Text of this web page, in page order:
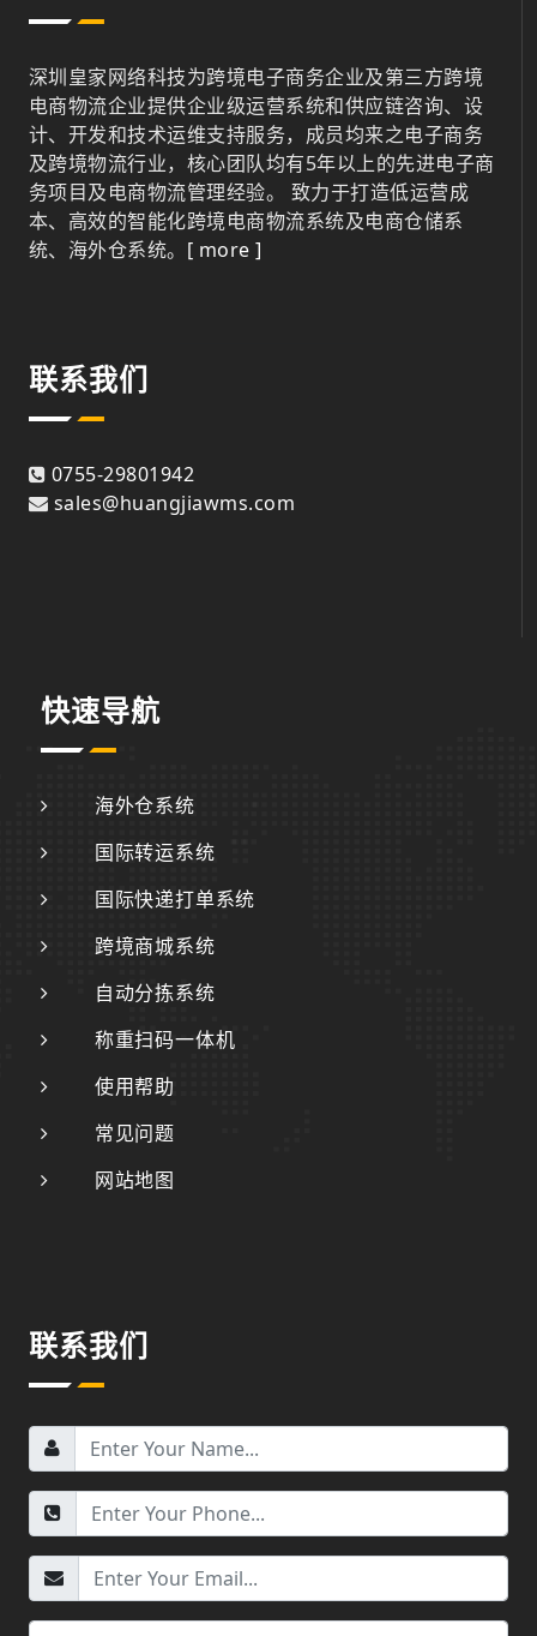
深圳皇家网络科技为跨境电子商务企业及第三方跨境
电商物流企业提供企业级运营系统和供应链咨询、设
计、开发和技术运维支持服务，成员均来之电子商务
及跨境物流行业，核心团队均有5年以上的先进电子商
务项目及电商物流管理经验。 致力于打造低运营成
本、高效的智能化跨境电商物流系统及电商仓储系
统、海外仓系统。 [ more ]
联系我们
0755-29801942
sales@huangjiawms.com
快速导航
海外仓系统
国际转运系统
国际快递打单系统
跨境商城系统
自动分拣系统
称重扫码一体机
使用帮助
常见问题
网站地图
联系我们